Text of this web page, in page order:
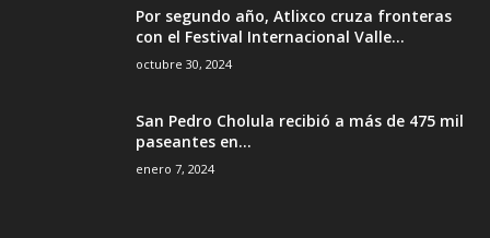
Por segundo año, Atlixco cruza fronteras
con el Festival Internacional Valle...
octubre 30, 2024
San Pedro Cholula recibió a más de 475 mil
paseantes en...
enero 7, 2024